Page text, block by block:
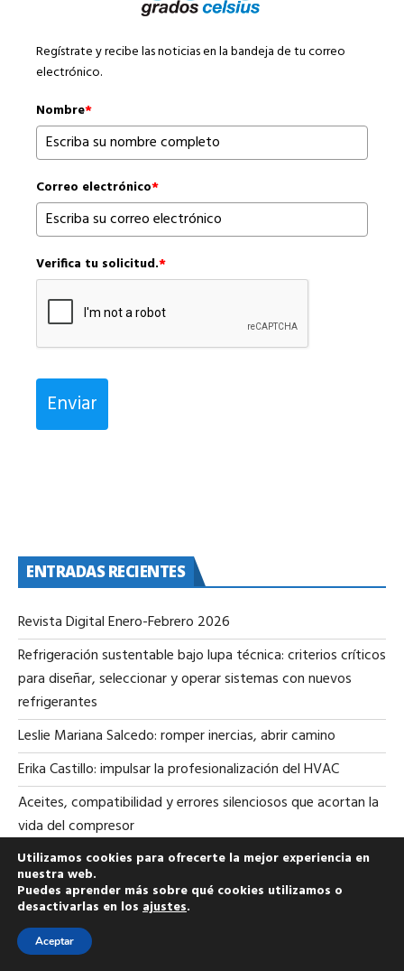
Regístrate y recibe las noticias en la bandeja de tu correo
electrónico.
Nombre*
Correo electrónico*
Verifica tu solicitud.*
Enviar
ENTRADAS RECIENTES
Revista Digital Enero-Febrero 2026
Refrigeración sustentable bajo lupa técnica: criterios críticos
para diseñar, seleccionar y operar sistemas con nuevos
refrigerantes
Leslie Mariana Salcedo: romper inercias, abrir camino
Erika Castillo: impulsar la profesionalización del HVAC
Aceites, compatibilidad y errores silenciosos que acortan la
vida del compresor
Utilizamos cookies para ofrecerte la mejor experiencia en
nuestra web.
Puedes aprender más sobre qué cookies utilizamos o
desactivarlas en los ajustes.
Aceptar